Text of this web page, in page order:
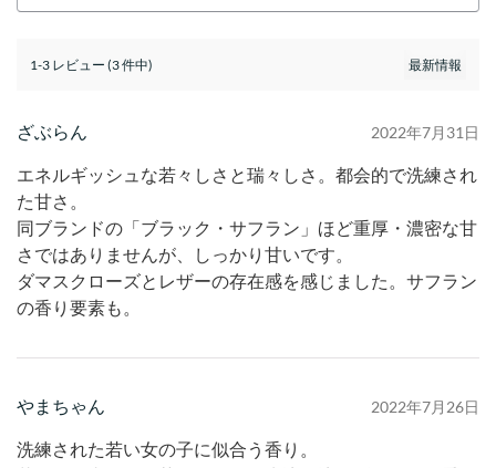
1-3 レビュー (3 件中)
ざぶらん 2022年7月31日
エネルギッシュな若々しさと瑞々しさ。都会的で洗練され
た甘さ。
同ブランドの「ブラック・サフラン」ほど重厚・濃密な甘
さではありませんが、しっかり甘いです。
ダマスクローズとレザーの存在感を感じました。サフラン
の香り要素も。
やまちゃん 2022年7月26日
洗練された若い女の子に似合う香り。